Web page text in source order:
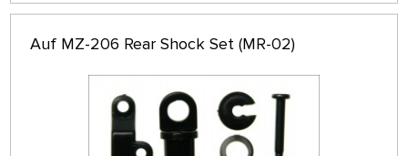
Auf MZ-206 Rear Shock Set (MR-02)